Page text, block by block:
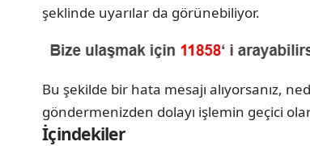
şeklinde uyarılar da görünebiliyor.
Bu şekilde bir hata mesajı alıyorsanız,
göndermenizden dolayı işlemin geçici
İçindekiler